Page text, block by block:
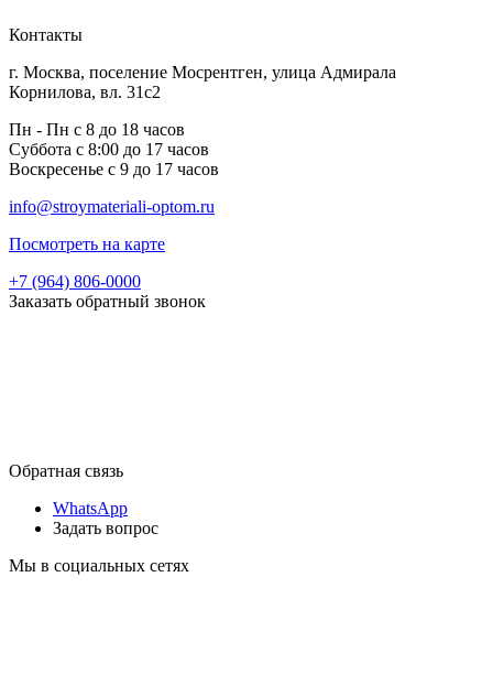
Контакты
г. Москва, поселение Мосрентген, улица Адмирала
Корнилова, вл. 31с2
Пн - Пн с 8 до 18 часов
Суббота с 8:00 до 17 часов
Воскресенье с 9 до 17 часов
info@stroymateriali-optom.ru
Посмотреть на карте
+7 (964) 806-0000
Заказать обратный звонок
Обратная связь
WhatsApp
Задать вопрос
Мы в социальных сетях